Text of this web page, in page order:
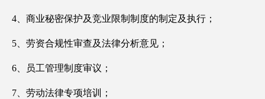
4、商业秘密保护及竞业限制制度的制定及执行；
5、劳资合规性审查及法律分析意见；
6、员工管理制度审议；
7、劳动法律专项培训；